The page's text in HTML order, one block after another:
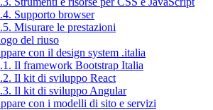
Supporto browser
Misurare le prestazioni
del riuso
con il design system .italia
Il framework Bootstrap Italia
Il kit di sviluppo React
Il kit di sviluppo Angular
con i modelli di sito e servizi